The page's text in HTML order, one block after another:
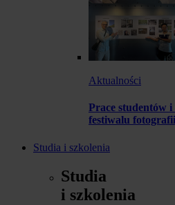
Aktualności
Prace studentów
festiwalu
Studia i szkolenia
Studia
i szkolenia